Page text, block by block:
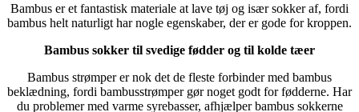
Bambus er et fantastisk materiale at lave tøj og især sokker af, fordi
bambus helt naturligt har nogle egenskaber, der er gode for kroppen.
Bambus sokker til svedige fødder og til kolde tæer
Bambus strømper er nok det de fleste forbinder med bambus
beklædning, fordi bambusstrømper gør noget godt for fødderne. Har
du problemer med varme syrebasser, afhjælper bambus sokkerne